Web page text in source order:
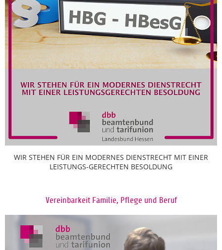
WIR STEHEN FÜR EIN MODERNES DIENSTRECHT MIT EINER
LEISTUNGS-GERECHTEN BESOLDUNG
Vereinbarkeit Familie, Pflege und Beruf